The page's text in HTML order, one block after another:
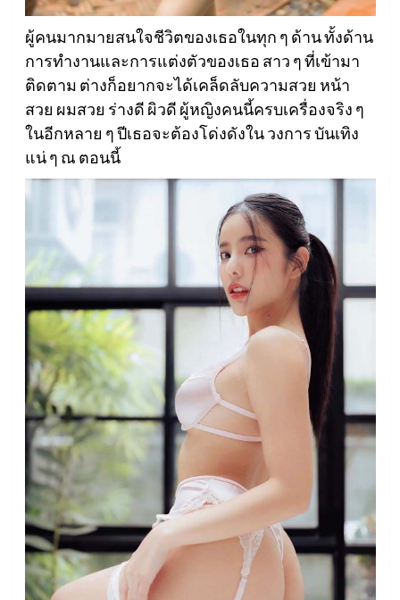
ผู้คนมากมายสนใจชีวิตของเธอในทุก ๆ ด้าน ทั้งด้าน
การทำงานและการแต่งตัวของเธอ สาว ๆ ที่เข้ามา
ติดตาม ต่างก็อยากจะได้เคล็ดลับความสวย หน้า
สวย ผมสวย ร่างดี ผิวดี ผู้หญิงคนนี้ครบเครื่องจริง ๆ
ในอีกหลาย ๆ ปีเธอจะต้องโด่งดังใน วงการ บันเทิง
แน่ ๆ ณ ตอนนี้